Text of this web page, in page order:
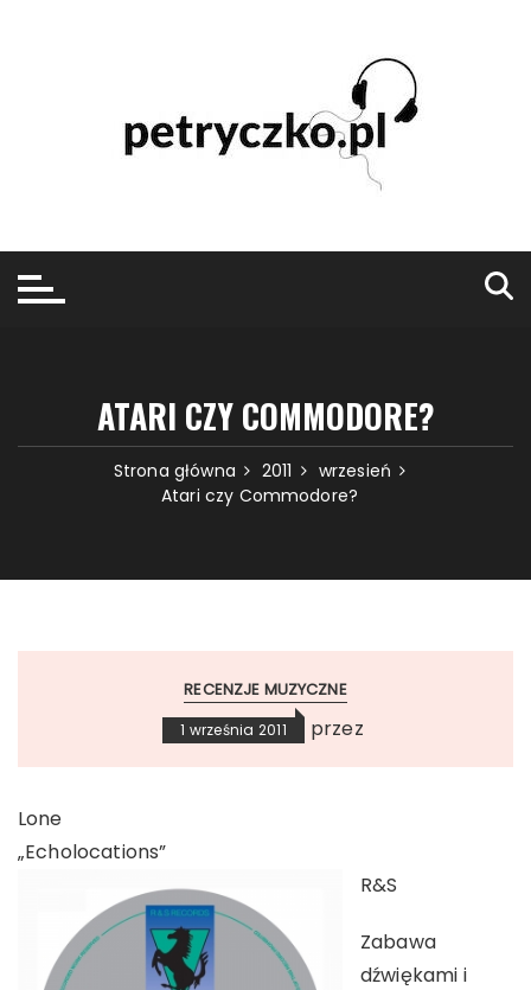
ATARI CZY COMMODORE?
Strona główna 2011
wrzesień
Atari czy Commodore?
RECENZJE MUZYCZNE
1 września 2011 przez
Lone
„Echolocations”
R&S
Zabawa
dźwiękami i